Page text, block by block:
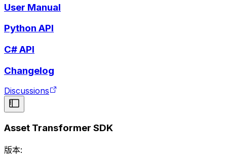
User Manual
Python API
C# API
Changelog
Discussions
Asset Transformer SDK
版本: